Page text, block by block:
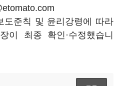
도준칙 및 윤리강령에 따라
이 최종 확인·수정했습니